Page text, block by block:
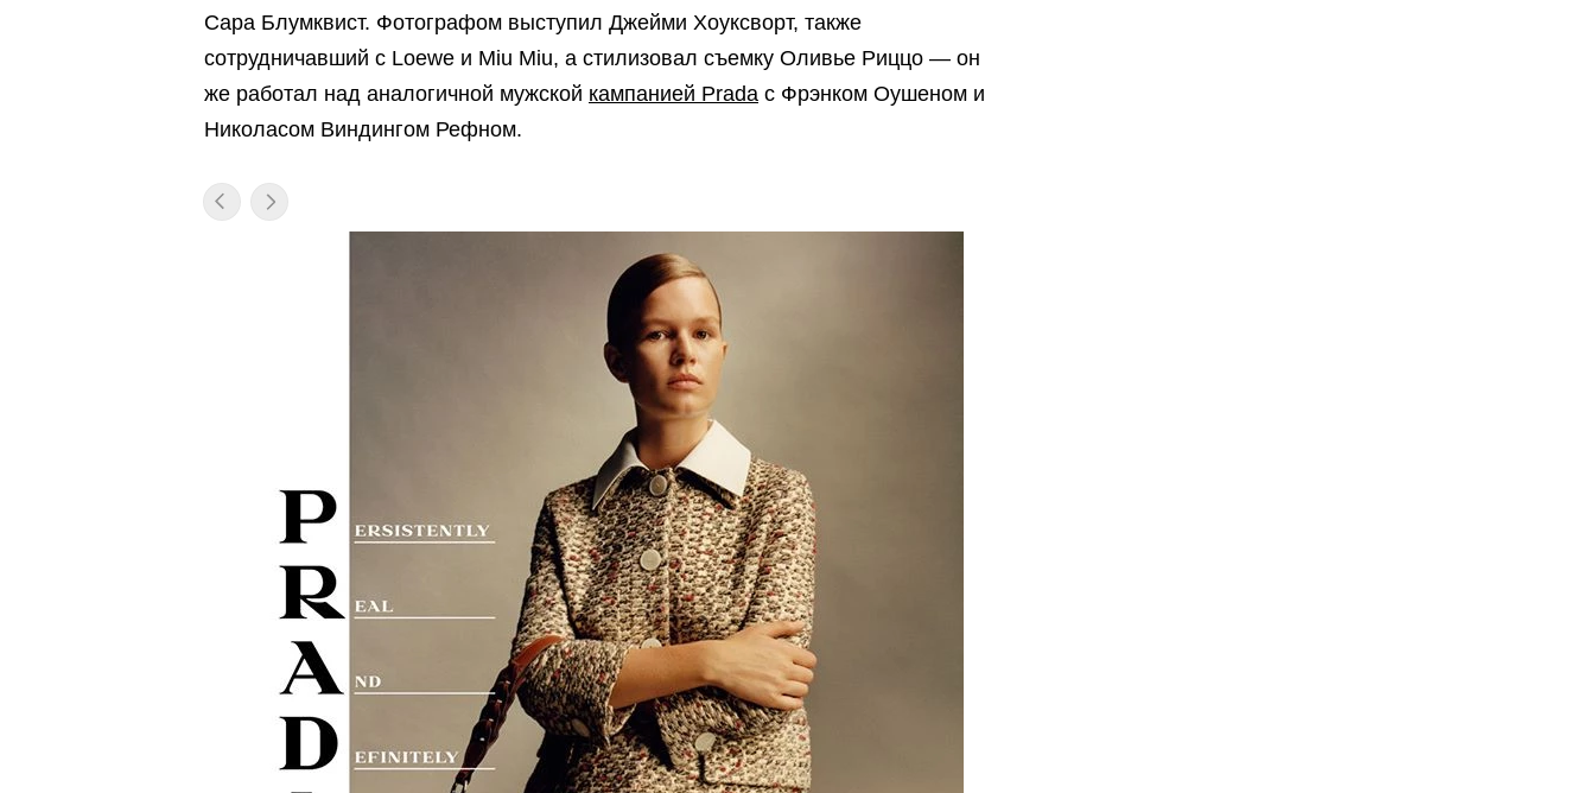
Сара Блумквист. Фотографом выступил Джейми Хоуксворт, также
сотрудничавший с Loewe и Miu Miu, а стилизовал съемку Оливье Риццо — он
же работал над аналогичной мужской кампанией Prada с Фрэнком Оушеном и
Николасом Виндингом Рефном.